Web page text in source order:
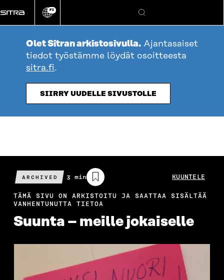
suoraan
sisältöön
Vaihda
kieli
FI
Hae
Olet Sitran arkistosivulla. Ajantasaiset
tiedot työstämme löydät osoitteesta
sitra.fi.
SIIRRY UUDELLE SIVUSTOLLE
ARCHIVED
Arvioitu
lukuaika
3 min KUUNTELE
TÄMÄ SIVU ON ARKISTOITU JA SAATTAA SISÄLTÄÄ
VANHENTUNUTTA TIETOA
Suunta – meille jokaiselle